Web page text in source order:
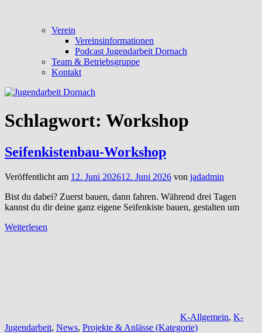
Verein
Vereinsinformationen
Podcast Jugendarbeit Dornach
Team & Betriebsgruppe
Kontakt
Schlagwort: Workshop
Seifenkistenbau-Workshop
Veröffentlicht am 12. Juni 202612. Juni 2026 von jadadmin
Bist du dabei? Zuerst bauen, dann fahren. Während drei Tagen
kannst du dir deine ganz eigene Seifenkiste bauen, gestalten um
Weiterlesen
K-Allgemein, K-
Jugendarbeit, News, Projekte & Anlässe (Kategorie)